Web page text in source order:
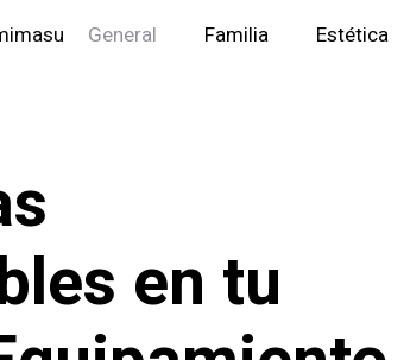
General Familia Estética
en tu